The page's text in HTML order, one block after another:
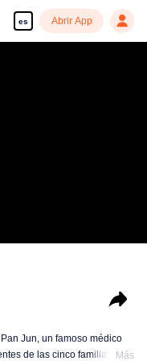
es Abrir App
Jun, un famoso médico
de las cinco familias
Más